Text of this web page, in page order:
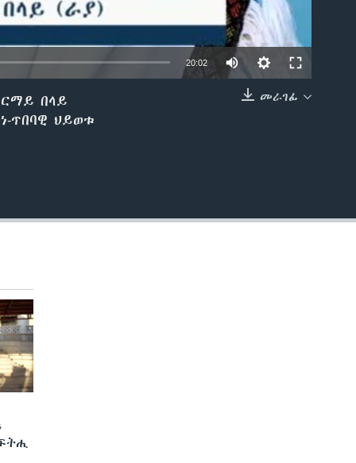
20:02
መራገፊ
በላይ
ጥበባዊ ህይወቱ